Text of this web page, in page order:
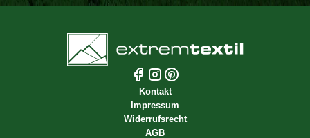
Kontakt
Impressum
Widerrufsrecht
AGB